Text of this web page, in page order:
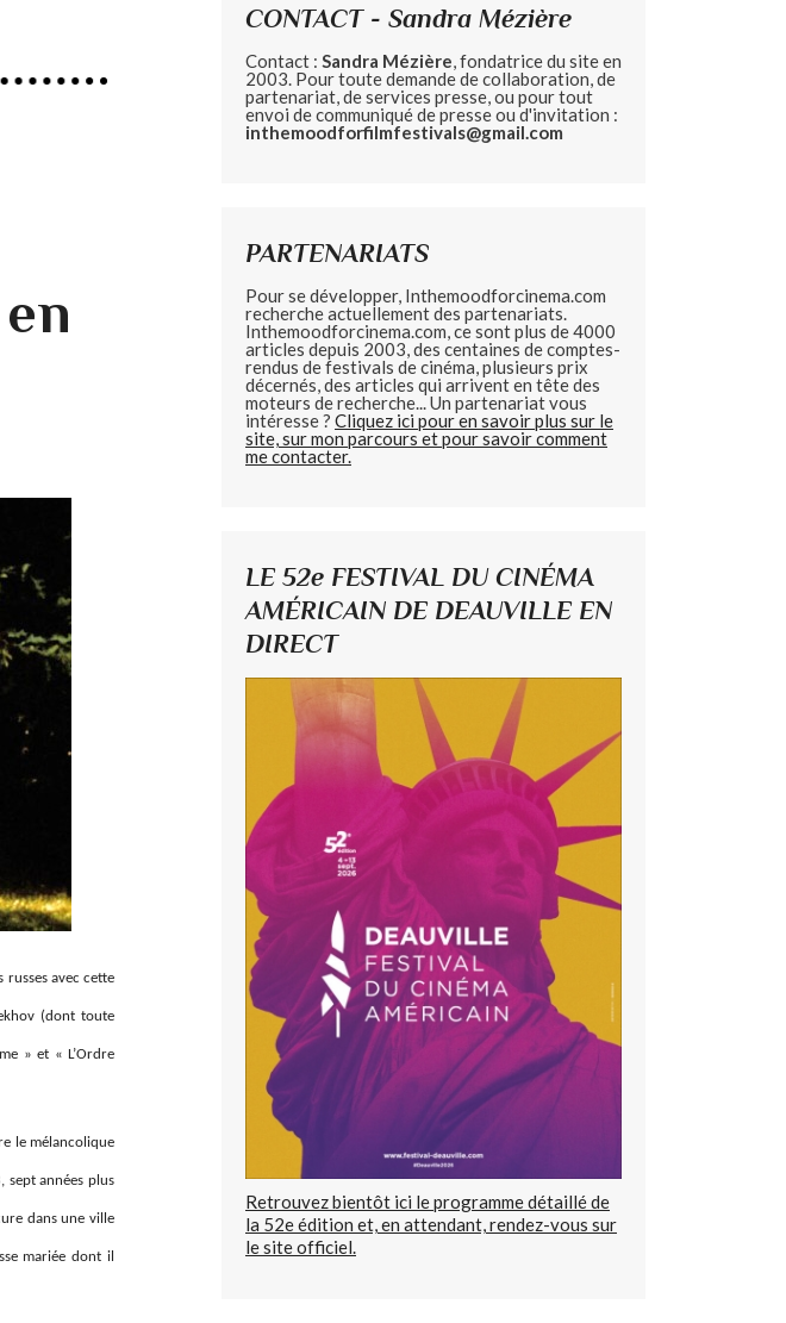
avec cette
(dont toute
» et « L’Ordre
le mélancolique
sept années plus
dans une ville
mariée dont il
CONTACT - Sandra Mézière
Contact : Sandra Mézière, fondatrice du site en
2003. Pour toute demande de collaboration, de
partenariat, de services presse, ou pour tout
envoi de communiqué de presse ou d'invitation :
inthemoodforfilmfestivals@gmail.com
PARTENARIATS
Pour se développer, Inthemoodforcinema.com
recherche actuellement des partenariats.
Inthemoodforcinema.com, ce sont plus de 4000
articles depuis 2003, des centaines de comptes-
rendus de festivals de cinéma, plusieurs prix
décernés, des articles qui arrivent en tête des
moteurs de recherche... Un partenariat vous
intéresse ? Cliquez ici pour en savoir plus sur le
site, sur mon parcours et pour savoir comment
me contacter.
LE 52e FESTIVAL DU CINÉMA
AMÉRICAIN DE DEAUVILLE EN
DIRECT
Retrouvez bientôt ici le programme détaillé de
la 52e édition et, en attendant, rendez-vous sur
le site officiel.